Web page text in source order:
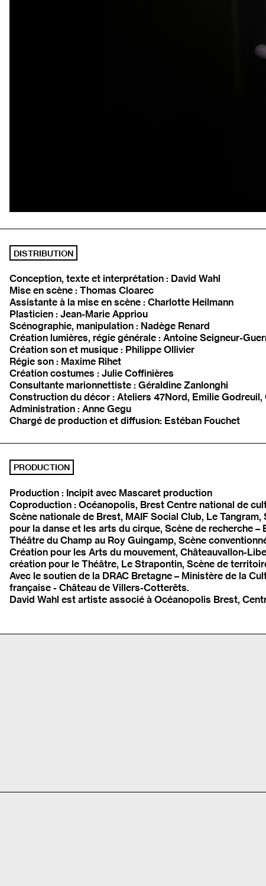
DISTRIBUTION
Conception, texte et interprétation : David Wahl
Mise en scène : Thomas Cloarec
Assistante à la mise en scène : Charlotte Heilmann
Plasticien : Jean-Marie Appriou
Scénographie, manipulation : Nadège Renard
Création lumières, régie générale : Antoine Seigneur-
Création son et musique : Philippe Ollivier
Régie son : Maxime Rihet
Création costumes : Julie Coffinières
Consultante marionnettiste : Géraldine Zanlonghi
Construction du décor : Ateliers 47Nord, Emilie
Administration : Anne Gegu
Chargé de production et diffusion: Estéban Fouchet
PRODUCTION
Production : Incipit avec Mascaret production
Coproduction : Océanopolis, Brest Centre national de
Scène nationale de Brest, MAIF Social Club, Le
pour la danse et les arts du cirque, Scène de recherche
Théâtre du Champ au Roy Guingamp, Scène
Création pour les Arts du mouvement, Châteauvallon-
création pour le Théâtre, Le Strapontin, Scène de
Avec le soutien de la DRAC Bretagne – Ministère de la
française - Château de Villers-Cotterêts.
David Wahl est artiste associé à Océanopolis Brest,